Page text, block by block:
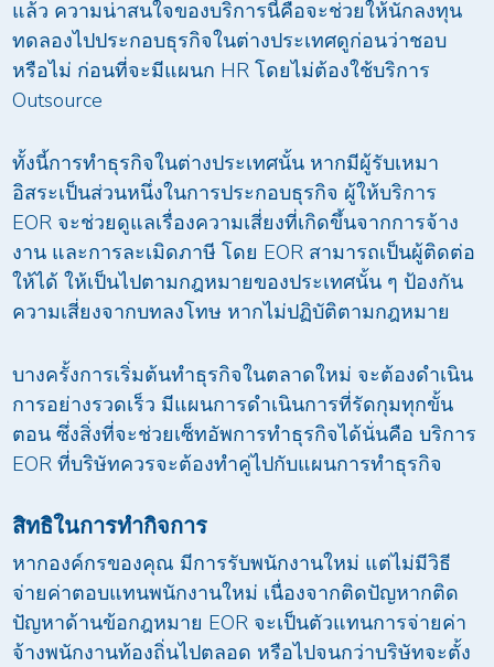
แล้ว ความน่าสนใจของบริการนี้คือจะช่วยให้นักลงทุน
ทดลองไปประกอบธุรกิจในต่างประเทศดูก่อนว่าชอบ
หรือไม่ ก่อนที่จะมีแผนก HR โดยไม่ต้องใช้บริการ
Outsource
ทั้งนี้การทำธุรกิจในต่างประเทศนั้น หากมีผู้รับเหมา
อิสระเป็นส่วนหนึ่งในการประกอบธุรกิจ ผู้ให้บริการ
EOR จะช่วยดูแลเรื่องความเสี่ยงที่เกิดขึ้นจากการจ้าง
งาน และการละเมิดภาษี โดย EOR สามารถเป็นผู้ติดต่อ
ให้ได้ ให้เป็นไปตามกฎหมายของประเทศนั้น ๆ ป้องกัน
ความเสี่ยงจากบทลงโทษ หากไม่ปฏิบัติตามกฎหมาย
บางครั้งการเริ่มต้นทำธุรกิจในตลาดใหม่ จะต้องดำเนิน
การอย่างรวดเร็ว มีแผนการดำเนินการที่รัดกุมทุกขั้น
ตอน ซึ่งสิ่งที่จะช่วยเซ็ทอัพการทำธุรกิจได้นั่นคือ บริการ
EOR ที่บริษัทควรจะต้องทำคู่ไปกับแผนการทำธุรกิจ
สิทธิในการทำกิจการ
หากองค์กรของคุณ มีการรับพนักงานใหม่ แต่ไม่มีวิธี
จ่ายค่าตอบแทนพนักงานใหม่ เนื่องจากติดปัญหากติด
ปัญหาด้านข้อกฎหมาย EOR จะเป็นตัวแทนการจ่ายค่า
จ้างพนักงานท้องถิ่นไปตลอด หรือไปจนกว่าบริษัทจะตั้ง